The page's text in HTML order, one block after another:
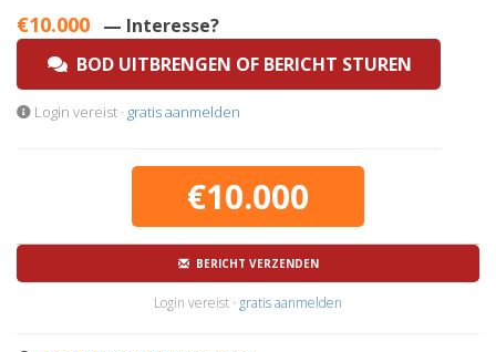
€10.000 — Interesse?
BOD UITBRENGEN OF BERICHT STUREN
Login vereist · gratis aanmelden
€10.000
BERICHT VERZENDEN
Login vereist · gratis aanmelden